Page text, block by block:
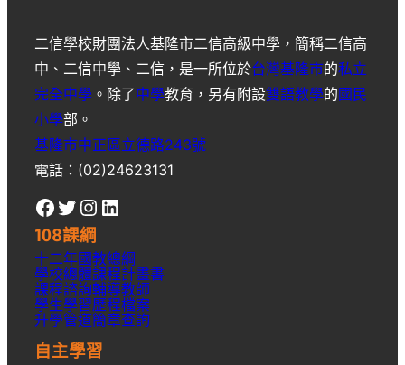
二信學校財團法人基隆市二信高級中學 ，簡稱二信高
中 、 二信中學 、 二信 ，是一所位於台灣基隆市的私立
完全中學 。除了中學教育，另有附設雙語教學的國民
小學部。
基隆市中正區立德路243號
電話：(02)24623131
Facebook Twitter Instagram LinkedIn
108課綱
十二年國教總綱
學校總體課程計畫書
課程諮詢輔導教師
學生學習歷程檔案
升學管道簡章查詢
自主學習